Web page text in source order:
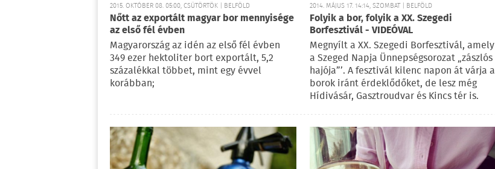
2015. OKTÓBER 08. 05:00, CSÜTÖRTÖK | BELFÖLD
Nőtt az exportált magyar bor mennyisége
az első fél évben
Magyarország az idén az első fél évben
349 ezer hektoliter bort exportált, 5,2
százalékkal többet, mint egy évvel
korábban;
2014. MÁJUS 17. 14:14, SZOMBAT | BELFÖLD
Folyik a bor, folyik a XX. Szegedi
Borfesztivál - VIDEÓVAL
Megnyílt a XX. Szegedi Borfesztivál, amely
a Szeged Napja Ünnepségsorozat „zászlós
hajója”’. A fesztivál kilenc napon át várja a
borok iránt érdeklődőket, de lesz még
Hídivásár, Gasztroudvar és Kincs tér is.